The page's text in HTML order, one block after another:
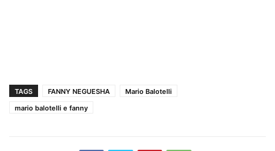
TAGS FANNY NEGUESHA
Mario Balotelli
mario balotelli e fanny